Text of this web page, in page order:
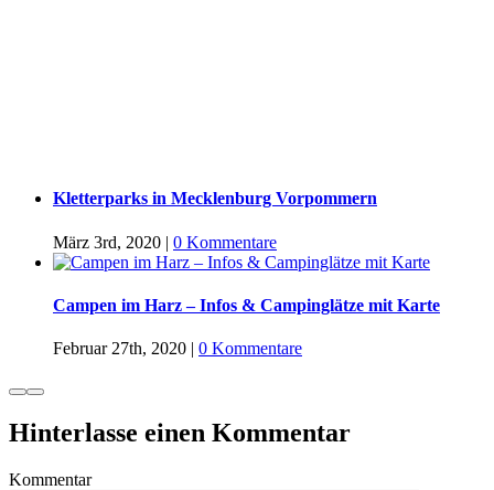
Kletterparks in Mecklenburg Vorpommern
März 3rd, 2020 | 0 Kommentare
Campen im Harz – Infos & Campinglätze mit Karte
Februar 27th, 2020 | 0 Kommentare
Hinterlasse einen Kommentar
Kommentar